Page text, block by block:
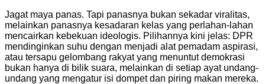
Jagat maya panas. Tapi panasnya bukan sekadar viralitas,
melainkan panasnya kesadaran kelas yang perlahan-lahan
mencairkan kebekuan ideologis. Pilihannya kini jelas: DPR
mendinginkan suhu dengan menjadi alat pemadam aspirasi,
atau tersapu gelombang rakyat yang menuntut demokrasi
bukan hanya di bilik suara, melainkan di setiap ayat undang-
undang yang mengatur isi dompet dan piring makan mereka.